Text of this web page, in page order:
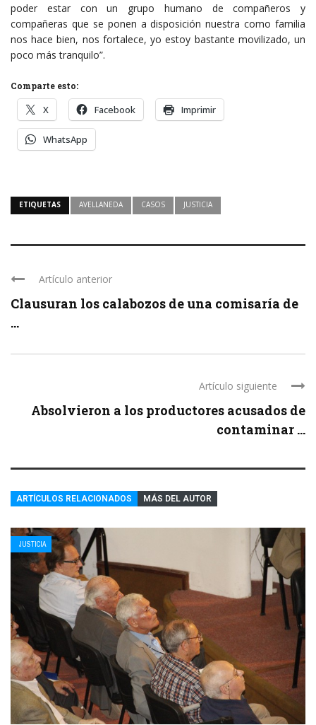
poder estar con un grupo humano de compañeros y
compañeras que se ponen a disposición nuestra como familia
nos hace bien, nos fortalece, yo estoy bastante movilizado, un
poco más tranquilo”.
Comparte esto:
X Facebook Imprimir
WhatsApp
ETIQUETAS AVELLANEDA CASOS JUSTICIA
Artículo anterior
Clausuran los calabozos de una comisaría de
...
Artículo siguiente
Absolvieron a los productores acusados de
contaminar ...
ARTÍCULOS RELACIONADOS MÁS DEL AUTOR
JUSTICIA